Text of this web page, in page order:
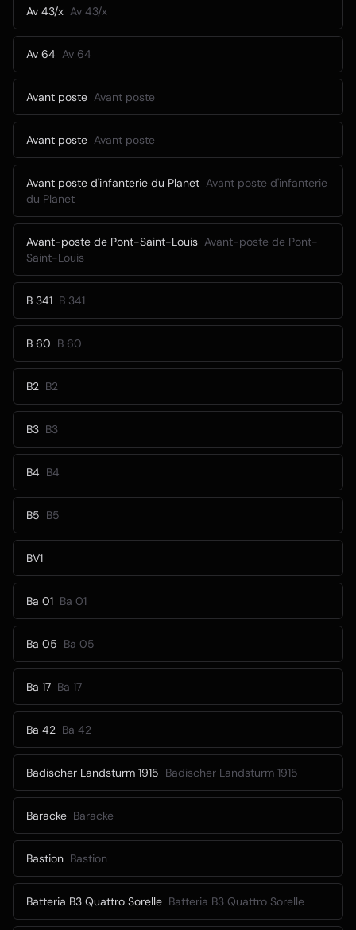
Av 43/x Av 43/x
Av 64 Av 64
Avant poste Avant poste
Avant poste Avant poste
Avant poste d'infanterie du Planet Avant poste d'infanterie
du Planet
Avant-poste de Pont-Saint-Louis Avant-poste de Pont-
Saint-Louis
B 341 B 341
B 60 B 60
B2 B2
B3 B3
B4 B4
B5 B5
BV1
Ba 01 Ba 01
Ba 05 Ba 05
Ba 17 Ba 17
Ba 42 Ba 42
Badischer Landsturm 1915 Badischer Landsturm 1915
Baracke Baracke
Bastion Bastion
Batteria B3 Quattro Sorelle Batteria B3 Quattro Sorelle